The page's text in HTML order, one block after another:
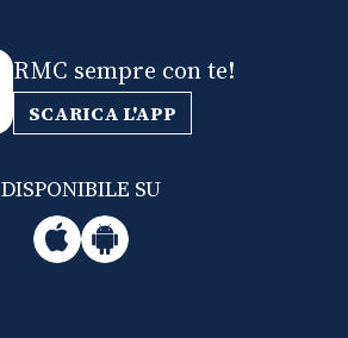
RMC sempre con te!
SCARICA L'APP
DISPONIBILE SU